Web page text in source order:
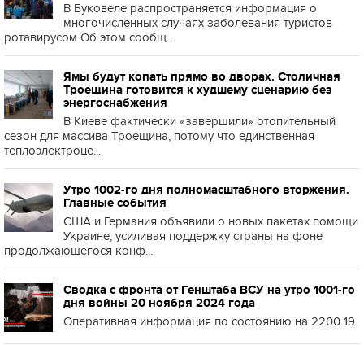
В Буковеле распространяется информация о
многочисленных случаях заболевания туристов
ротавирусом Об этом сообщ...
Ямы будут копать прямо во дворах. Столичная
Троещина готовится к худшему сценарию без
энергоснабжения
В Киеве фактически «завершили» отопительный
сезон для массива Троещина, потому что единственная
теплоэлектроце...
Утро 1002-го дня полномасштабного вторжения.
Главные события
США и Германия объявили о новых пакетах помощи
Украине, усиливая поддержку страны на фоне
продолжающегося конф...
Сводка с фронта от Генштаба ВСУ на утро 1001-го
дня войны 20 ноября 2024 года
Оперативная информация по состоянию на 2200 19